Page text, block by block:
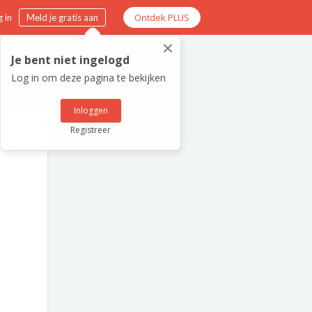
in Meld je gratis aan Ontdek PLUS
×
Je bent niet ingelogd
Log in om deze pagina te bekijken
Inloggen
Registreer